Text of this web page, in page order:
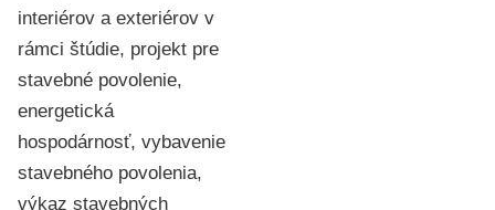
interiérov a exteriérov v
rámci štúdie, projekt pre
stavebné povolenie,
energetická
hospodárnosť, vybavenie
stavebného povolenia,
výkaz stavebných